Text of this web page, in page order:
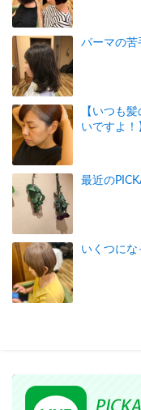
パーマの苦
【いつも
いですよ！
最近の
いくつにな